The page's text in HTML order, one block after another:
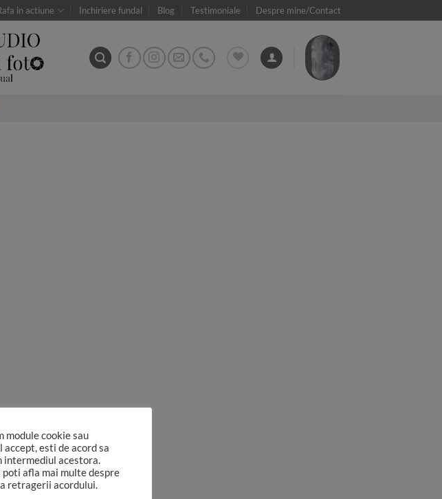
in actiune Inchiriere fundal Blog Testimoniale Despre mine/Contact
module cookie sau
esti de acord sa
intermediul acestora.
afla mai multe despre
retragerii acordului.